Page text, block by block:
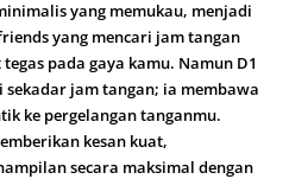
yang memukau, menjadi
yang mencari jam tangan
pada gaya kamu. Namun D1
jam tangan; ia membawa
ke pergelangan tanganmu.
kesan kuat,
secara maksimal dengan